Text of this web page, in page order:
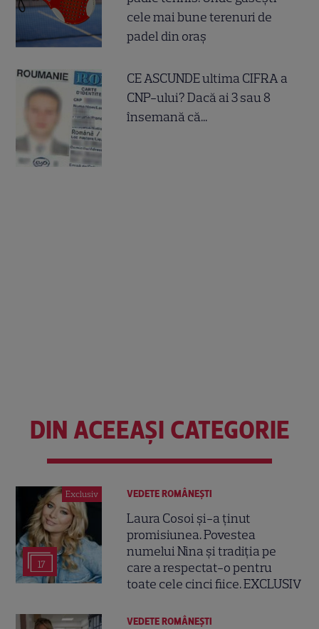
cele mai bune terenuri de
padel din oraș
CE ASCUNDE ultima CIFRA a
CNP-ului? Dacă ai 3 sau 8
însemană că...
DIN ACEEAȘI CATEGORIE
Exclusiv
17
VEDETE ROMÂNEŞTI
Laura Cosoi și-a ținut
promisiunea. Povestea
numelui Nina și tradiția pe
care a respectat-o pentru
toate cele cinci fiice. EXCLUSIV
VEDETE ROMÂNEŞTI